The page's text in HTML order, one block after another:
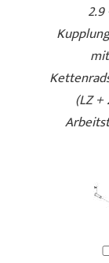
2.9
mit
(LZ +